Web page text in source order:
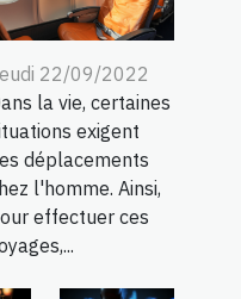
22/09/2022
la vie, certaines
exigent
déplacements
l'homme. Ainsi,
effectuer ces